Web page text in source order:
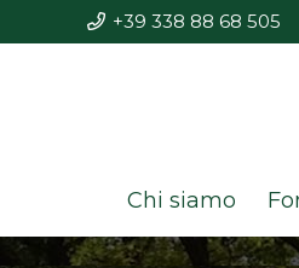
+39 338 88 68 505
Chi siamo